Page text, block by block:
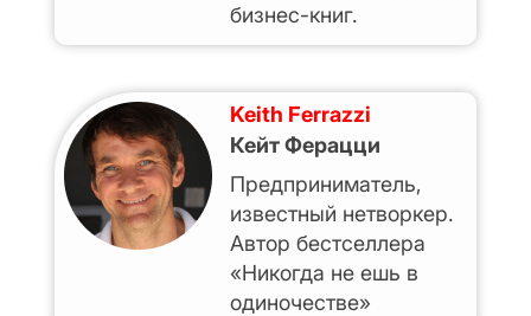
бизнес-книг.
Keith Ferrazzi
Кейт Ферацци
Предприниматель,
известный нетворкер.
Автор бестселлера
«Никогда не ешь в
одиночестве»